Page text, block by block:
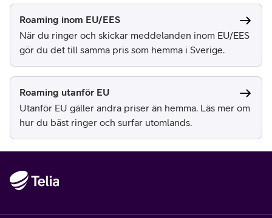
Roaming inom EU/EES
När du ringer och skickar meddelanden inom EU/EES
gör du det till samma pris som hemma i Sverige.
Roaming utanför EU
Utanför EU gäller andra priser än hemma. Läs mer om
hur du bäst ringer och surfar utomlands.